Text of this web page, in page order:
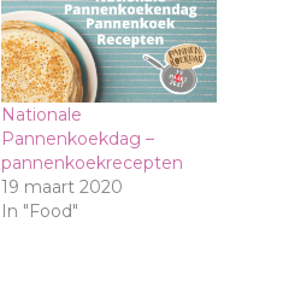
Nationale
Pannenkoekdag –
pannenkoekrecepten
19 maart 2020
In "Food"